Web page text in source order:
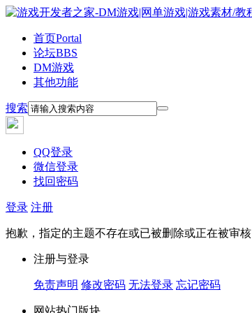
首页Portal
论坛BBS
DM游戏
其他功能
搜索
QQ登录
微信登录
找回密码
登录 注册
抱歉，指定的主题不存在或已被删除或正在被审核
注册与登录
免责声明 修改密码 无法登录 忘记密码
网站热门版块